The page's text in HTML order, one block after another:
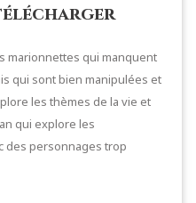
marionnettes qui manquent
qui sont bien manipulées et
les thèmes de la vie et
qui explore les
des personnages trop